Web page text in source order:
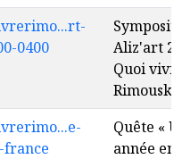
0400
Aliz'art
Quoi
Rimouski
france
Quête «
année en